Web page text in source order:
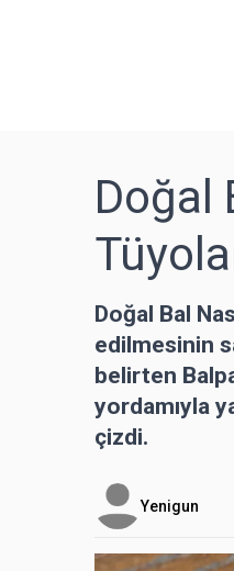
Doğal
Doğal Bal
edilmesinin
belirten
yordamıyla
çizdi.
Yenigun